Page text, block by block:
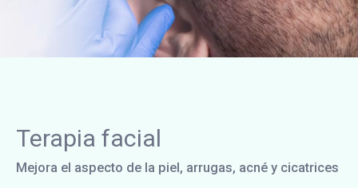
Terapia facial
Mejora el aspecto de la piel, arrugas, acné y cicatrices